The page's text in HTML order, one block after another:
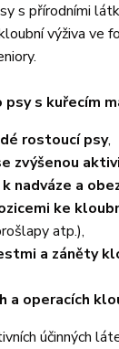
s přírodními
výživa ve
s kuřecím
rostoucí psy,
zvýšenou
nadváze a
ke
atp.),
a záněty
a operacích
účinných